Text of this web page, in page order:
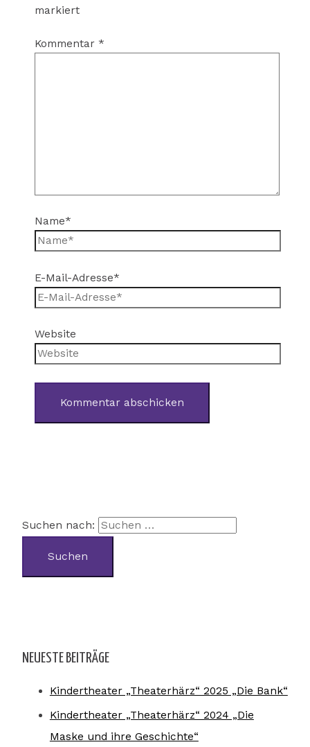
markiert
Kommentar *
Name*
E-Mail-Adresse*
Website
Suchen nach:
NEUESTE BEITRÄGE
Kindertheater „Theaterhärz“ 2025 „Die Bank“
Kindertheater „Theaterhärz“ 2024 „Die
Maske und ihre Geschichte“